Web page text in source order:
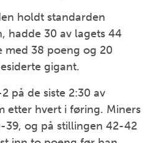
holdt standarden
hadde 30 av lagets 44
med 38 poeng og 20
gigant.
på de siste 2:30 av
etter hvert i føring. Miners
39, og på stillingen 42-42